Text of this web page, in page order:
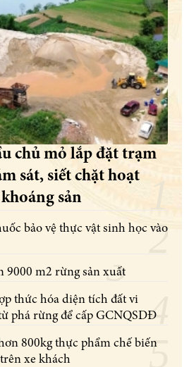
chủ mỏ lắp đặt trạm
sát, siết chặt hoạt
sản
bảo vệ thực vật sinh học vào
Phát hiện vụ phá hơn 9000 m2 rừng sản xuất
thức hóa diện tích đất vi
phá rừng để cấp GCNQSDĐ
800kg thực phẩm chế biến
xe khách